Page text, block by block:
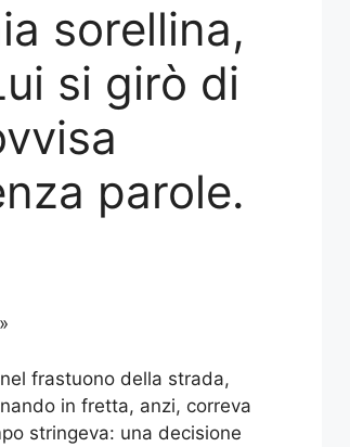
sorellina,
si girò di
parole.
frastuono della strada,
in fretta, anzi, correva
stringeva: una decisione